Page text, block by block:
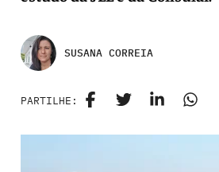
SUSANA CORREIA
PARTILHE: